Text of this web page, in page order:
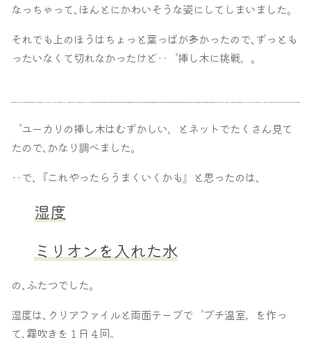
なっちゃって､ほんとにかわいそうな姿にしてしまいました｡
それでも上のほうはちょっと葉っぱが多かったので､ずっとも
ったいなくて切れなかったけど‥〝挿し木に挑戦〟｡
〝ユーカリの挿し木はむずかしい〟とネットでたくさん見て
たので､かなり調べました｡
‥で､『これやったらうまくいくかも』と思ったのは､
湿度
ミリオンを入れた水
の､ふたつでした｡
湿度は､クリアファイルと両面テープで〝プチ温室〟を作っ
て､霧吹きを１日４回｡